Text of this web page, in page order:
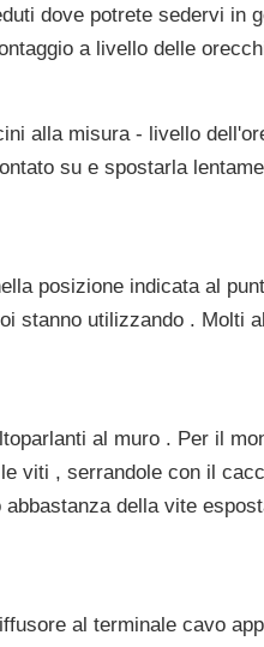
dove potrete sedervi in
a livello delle
alla misura - livello
su e spostarla
posizione indicata al
stanno utilizzando . Molti
al muro . Per il
viti , serrandole con il
della vite
al terminale cavo